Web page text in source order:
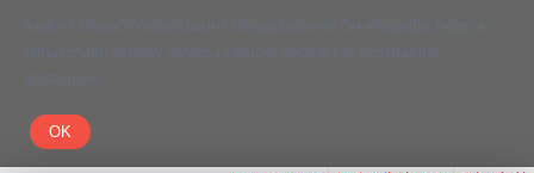
Kedves Olvasó! Weboldalunk böngészésével Ön elfogadja, hogy a
felhasználói élmény javítása céljából cookie-kat használunk.
Köszönjük!